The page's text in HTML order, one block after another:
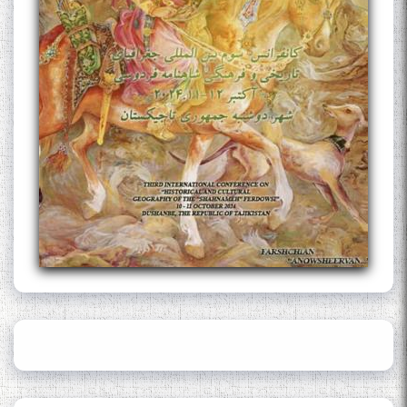
The Persian Gulf Beautiful
poetry from Устод Мумин
Қаноат (Ustod Mumin Qanoat)
and Master Mehryar
Mehrafarin about the conflict
of the name of the Persian
Gulf
Сайри Дарвоз бо Мӯъмин
Қаноат: Чанор ҳам "гап"
мезанад